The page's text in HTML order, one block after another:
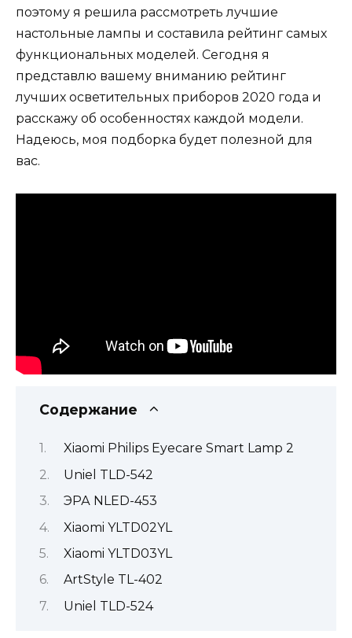
поэтому я решила рассмотреть лучшие
настольные лампы и составила рейтинг самых
функциональных моделей. Сегодня я
представлю вашему вниманию рейтинг
лучших осветительных приборов 2020 года и
расскажу об особенностях каждой модели.
Надеюсь, моя подборка будет полезной для
вас.
Содержание
Xiaomi Philips Eyecare Smart Lamp 2
Uniel TLD-542
ЭРА NLED-453
Xiaomi YLTD02YL
Xiaomi YLTD03YL
ArtStyle TL-402
Uniel TLD-524